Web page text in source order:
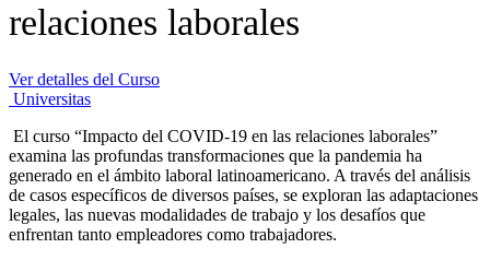
relaciones laborales
Ver detalles del Curso
Universitas
El curso “Impacto del COVID-19 en las relaciones laborales”
examina las profundas transformaciones que la pandemia ha
generado en el ámbito laboral latinoamericano. A través del análisis
de casos específicos de diversos países, se exploran las adaptaciones
legales, las nuevas modalidades de trabajo y los desafíos que
enfrentan tanto empleadores como trabajadores.